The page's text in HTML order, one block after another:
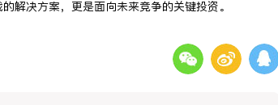
解决方案，更是面向未来竞争的关键投资。